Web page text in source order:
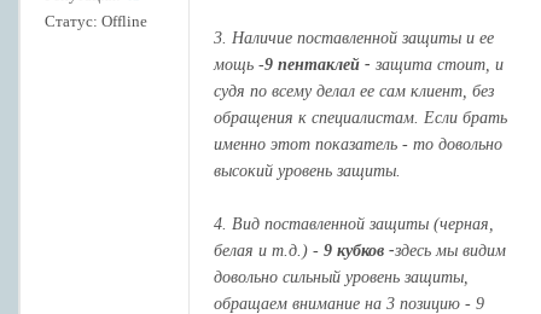
Статус: Offline
3. Наличие поставленной защиты и ее
мощь -9 пентаклей - защита стоит, и
судя по всему делал ее сам клиент, без
обращения к специалистам. Если брать
именно этот показатель - то довольно
высокий уровень защиты.
4. Вид поставленной защиты (черная,
белая и т.д.) - 9 кубков -здесь мы видим
довольно сильный уровень защиты,
обращаем внимание на 3 позицию - 9